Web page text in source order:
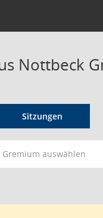
Nottbeck
Sitzungen
Gremium auswählen